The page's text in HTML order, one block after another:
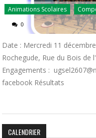
Animations Scolaires
0
Date : Mercredi 11
Rochegude, Rue du Bois de
Engagements :
facebook Résultats
CALENDRIER